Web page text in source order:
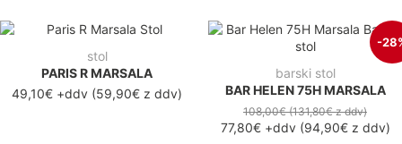
stol
PARIS R MARSALA
49,10€ +ddv (59,90€ z ddv)
-
barski stol
BAR HELEN 75H MARSALA
108,00€(131,80€z ddv)
77,80€+ddv(94,90€z ddv)